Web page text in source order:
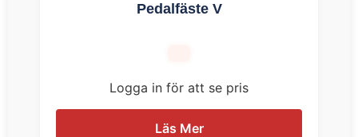
Pedalfäste V
Logga in för att se pris
Läs Mer